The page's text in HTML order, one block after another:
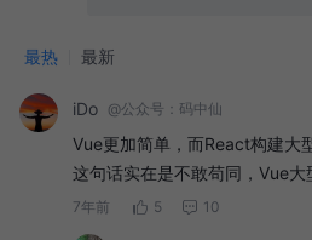
最热 最新
iDo @公众号：码中仙
Vue更加简单，而React构建大
这句话实在是不敢苟同，Vue
7年前 5 10